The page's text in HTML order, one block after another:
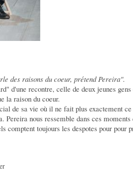
des raisons du coeur, prétend Pereira".
d'une recontre, celle de deux jeunes gens
la raison du coeur.
de sa vie où il ne fait plus exactement
nous ressemble dans ces
comptent toujours les despotes pour pour